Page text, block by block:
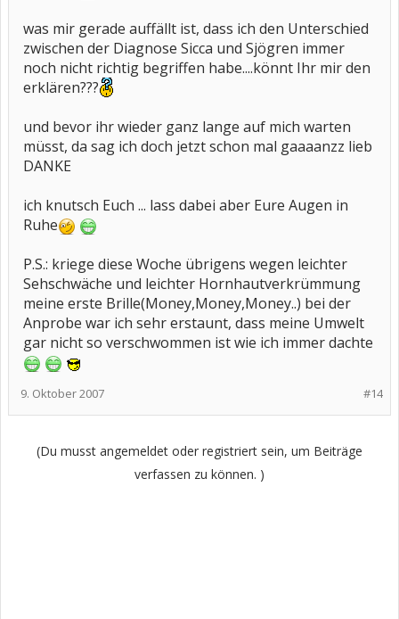
was mir gerade auffällt ist, dass ich den Unterschied
zwischen der Diagnose Sicca und Sjögren immer
noch nicht richtig begriffen habe....könnt Ihr mir den
erklären???
und bevor ihr wieder ganz lange auf mich warten
müsst, da sag ich doch jetzt schon mal gaaaanzz lieb
DANKE
ich knutsch Euch ... lass dabei aber Eure Augen in
Ruhe
P.S.: kriege diese Woche übrigens wegen leichter
Sehschwäche und leichter Hornhautverkrümmung
meine erste Brille(Money,Money,Money..) bei der
Anprobe war ich sehr erstaunt, dass meine Umwelt
gar nicht so verschwommen ist wie ich immer dachte
#14
9. Oktober 2007
(Du musst angemeldet oder registriert sein, um Beiträge
verfassen zu können. )